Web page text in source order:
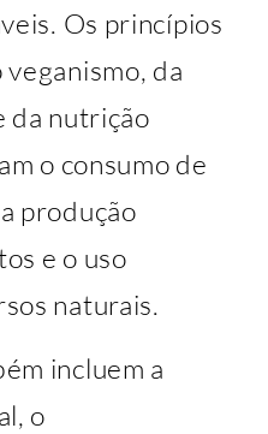
Os princípios
da
da nutrição
o consumo de
produção
e o uso
naturais.
incluem a
o